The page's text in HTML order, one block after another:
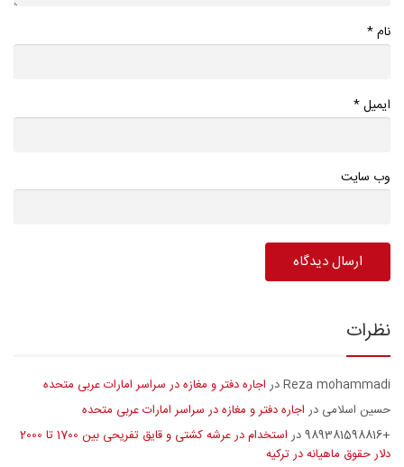
نام*
ایمیل*
وب سایت
نظرات
Reza mohammadiدر اجاره دفتر و مغازه در سراسر امارات عربی متحده
حسین اسلامی در اجاره دفتر و مغازه در سراسر امارات عربی متحده
+989381598816
در
استخدام در عرشه کشتی و قایق تفریحی بین 1700 تا 2000
دلار حقوق ماهیانه در ترکیه